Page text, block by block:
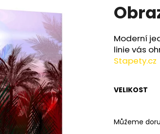
produktu
je
z
5
hvězdiček.
Moderní
linie vás
Stapety.cz
VELIKOST
Můžeme
Doporučujeme
NA STĚNU - SLUNEČNICE